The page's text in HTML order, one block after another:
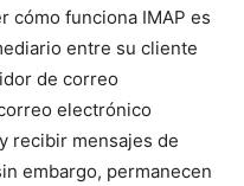
cómo funciona IMAP es
entre su cliente
de correo
electrónico
recibir mensajes de
embargo, permanecen